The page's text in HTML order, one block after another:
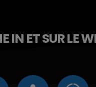
IN ET SUR LE